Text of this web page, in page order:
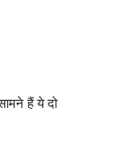
हैं ये दो